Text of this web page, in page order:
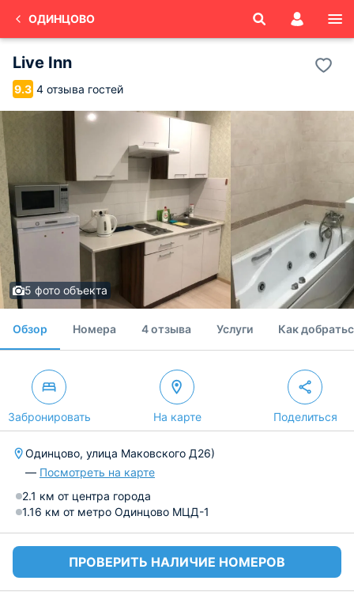
ОДИНЦОВО
Live Inn
9.3 4 отзыва гостей
5 фото объекта
Обзор Номера 4 отзыва Услуги Как
Забронировать На карте Поделиться
Одинцово, улица Маковского Д26)
— Посмотреть на карте
2.1 км от центра города
1.16 км от метро Одинцово МЦД-1
ПРОВЕРИТЬ НАЛИЧИЕ НОМЕРОВ